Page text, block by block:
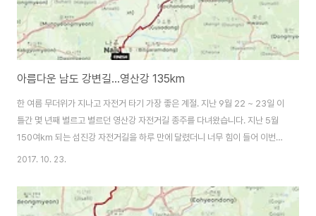
아름다운 남도 강변길...영산강 135km
한 여름 무더위가 지나고 자전거 타기 가장 좋은 계절. 지난 9월 22 ~ 23일 이
틀간 몇 년째 별르고 별르던 영산강 자전거길 종주를 다녀왔습니다. 지난 5월
150여km 되는 섬진강 자전거길을 하루 만에 달렸더니 너무 힘이 들어 이번
영산강 종주는 이틀로 나눠달렸습니다. 지난 여름 YMCA 청소년 자전거 국토
다. 여섯 명이 한 팀이 되어 차량 지원 한 명을 제외하고 승합차에 자전거 다섯
대를 싣고 첫날은 마산을 출발하여 자동차로 담양댐까지 이동하였습니다. 오후
2017. 10. 23.